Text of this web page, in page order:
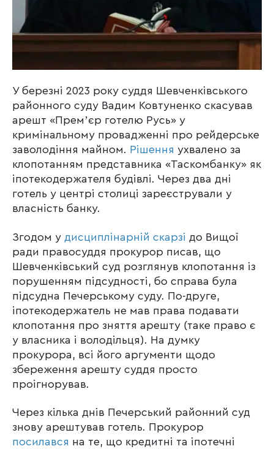
У березні 2023 року суддя Шевченківського
районного суду Вадим Ковтуненко скасував
арешт «Премʼєр готелю Русь» у
кримінальному провадженні про рейдерське
заволодіння майном. Рішення ухвалено за
клопотанням представника «Таскомбанку» як
іпотекодержателя будівлі. Через два дні
готель у центрі столиці зареєстрували у
власність банку.
Згодом у дисциплінарній скарзі до Вищої
ради правосуддя прокурор писав, що
Шевченківський суд розглянув клопотання із
порушенням підсудності, бо справа була
підсудна Печерському суду. По-друге,
іпотекодержатель не мав права подавати
клопотання про зняття арешту (таке право є
у власника і володільця). На думку
прокурора, всі його аргументи щодо
збереження арешту суддя просто
проігнорував.
Через кілька днів Печерський районний суд
знову арештував готель. Прокурор
посилався на те, що кредитні та іпотечні